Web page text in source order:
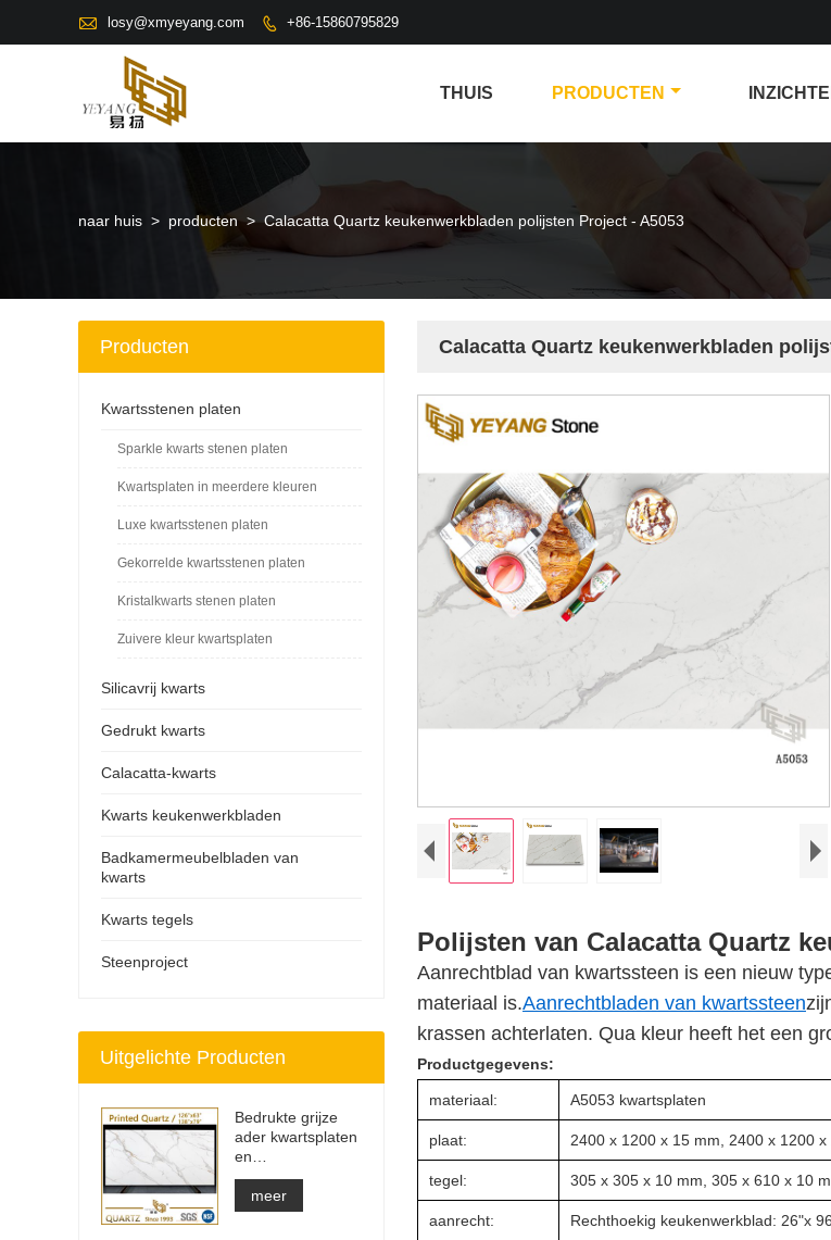
 losy@xmyeyang.com  +86-15860795829
THUIS PRODUCTEN
naar huis > producten > Calacatta Quartz keukenwerkbladen polijsten Project - A5053
Calacatta Quartz keukenwerkbladen
Polijsten van Calacatta Quartz
Aanrechtblad van kwartssteen is een nieuw
materiaal is.Aanrechtbladen van kwartssteen
krassen achterlaten. Qua kleur heeft het een
Productgegevens:
materiaal: A5053 kwartsplaten
plaat: 2400 x 1200 x 15 mm, 2400 x 1200
tegel: 305 x 305 x 10 mm, 305 x 610 x 10
aanrecht:
Rechthoekig keukenwerkblad: 26"x
Producten
Kwartsstenen platen
Sparkle kwarts stenen platen
Kwartsplaten in meerdere kleuren
Luxe kwartsstenen platen
Gekorrelde kwartsstenen platen
Kristalkwarts stenen platen
Zuivere kleur kwartsplaten
Silicavrij kwarts
Gedrukt kwarts
Calacatta-kwarts
Kwarts keukenwerkbladen
Badkamermeubelbladen van
kwarts
Kwarts tegels
Steenproject
Uitgelichte Producten
Bedrukte grijze
ader kwartsplaten
en
aanrechtbladen |
Volledig bedrukt
kwarts PQ005
meer